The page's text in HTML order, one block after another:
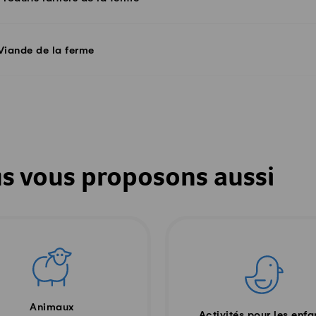
de la ferme
vous proposons aussi
Animaux